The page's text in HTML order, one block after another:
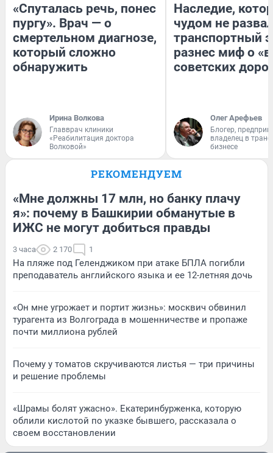
«Спуталась речь, понес
пургу». Врач — о
смертельном диагнозе,
который сложно
обнаружить
Ирина Волкова
Главврач клиники
«Реабилитация доктора
Волковой»
Наследие,
чудом не
транспортный
разнес миф о
советских
Олег Арефьев
Блогер,
владелец в
бизнесе
РЕКОМЕНДУЕМ
«Мне должны 17 млн, но банку плачу
я»: почему в Башкирии обманутые в
ИЖС не могут добиться правды
3 часа 2 170 1
На пляже под Геленджиком при атаке БПЛА погибли
преподаватель английского языка и ее 12-летняя дочь
«Он мне угрожает и портит жизнь»: москвич обвинил
турагента из Волгограда в мошенничестве и пропаже
почти миллиона рублей
Почему у томатов скручиваются листья — три причины
и решение проблемы
«Шрамы болят ужасно». Екатеринбурженка, которую
облили кислотой по указке бывшего, рассказала о
своем восстановлении